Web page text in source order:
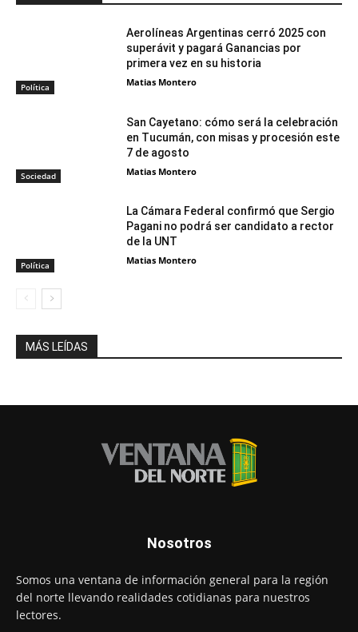
Política
Aerolíneas Argentinas cerró 2025 con
superávit y pagará Ganancias por
primera vez en su historia
Matias Montero
Sociedad
San Cayetano: cómo será la celebración
en Tucumán, con misas y procesión este
7 de agosto
Matias Montero
Política
La Cámara Federal confirmó que Sergio
Pagani no podrá ser candidato a rector
de la UNT
Matias Montero
MÁS LEÍDAS
Nosotros
Somos una ventana de información general para la región
del norte llevando realidades cotidianas para nuestros
lectores.